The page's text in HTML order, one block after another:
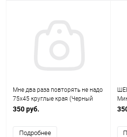
Мне два раза повторять не надо
75х45 круглые края (Черный
габардин)
350 руб.
Подробнее